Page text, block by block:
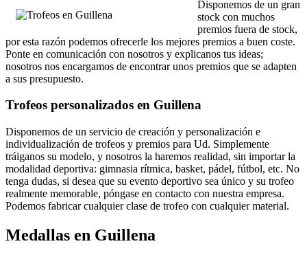
Disponemos de un gran
stock con muchos
premios fuera de stock,
por esta razón podemos ofrecerle los mejores premios a buen coste.
Ponte en comunicación con nosotros y explicanos tus ideas;
nosotros nos encargamos de encontrar unos premios que se adapten
a sus presupuesto.
Trofeos personalizados en Guillena
Disponemos de un servicio de creación y personalización e
individualización de trofeos y premios para Ud. Simplemente
tráiganos su modelo, y nosotros la haremos realidad, sin importar la
modalidad deportiva: gimnasia rítmica, basket, pádel, fútbol, etc. No
tenga dudas, si desea que su evento deportivo sea único y su trofeo
realmente memorable, póngase en contacto con nuestra empresa.
Podemos fabricar cualquier clase de trofeo con cualquier material.
Medallas en Guillena